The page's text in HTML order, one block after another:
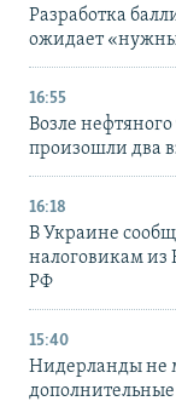
Разработка
ожидает
16:55
Возле
произошли два
16:18
В Украине
налоговикам из
РФ
15:40
Нидерланды не
дополнительные